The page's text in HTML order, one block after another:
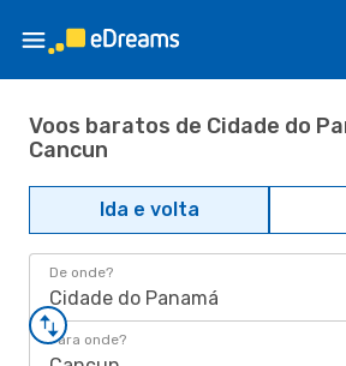
Voos baratos de Cidade do
Cancun
Ida e volta
De onde?
Cidade do Panamá
Para onde?